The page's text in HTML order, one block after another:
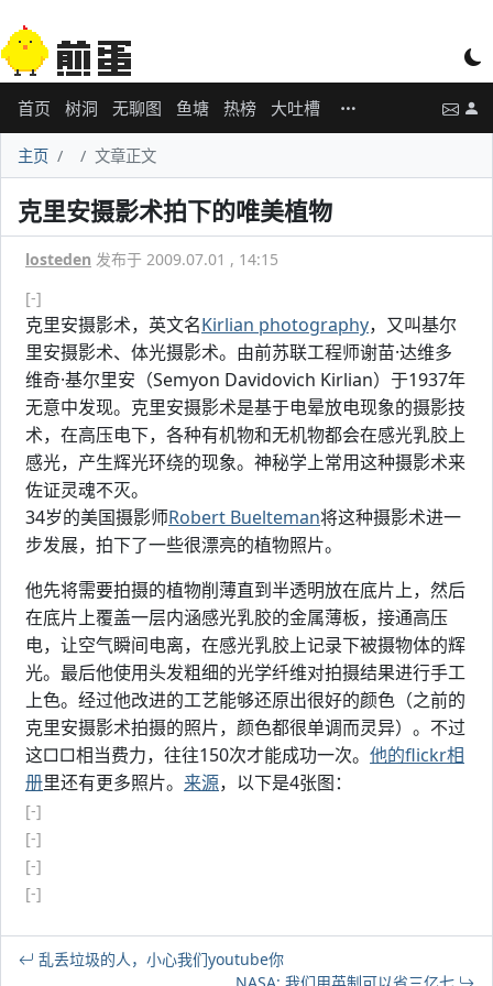
首页 树洞 无聊图 鱼塘 热榜 大吐槽
主页 文章正文
克里安摄影术拍下的唯美植物
losteden 发布于 2009.07.01 , 14:15
[-]
克里安摄影术，英文名Kirlian photography，又叫基尔
里安摄影术、体光摄影术。由前苏联工程师谢苗·达维多
维奇·基尔里安（Semyon Davidovich Kirlian）于1937年
无意中发现。克里安摄影术是基于电晕放电现象的摄影技
术，在高压电下，各种有机物和无机物都会在感光乳胶上
感光，产生辉光环绕的现象。神秘学上常用这种摄影术来
佐证灵魂不灭。
34岁的美国摄影师Robert Buelteman将这种摄影术进一
步发展，拍下了一些很漂亮的植物照片。
他先将需要拍摄的植物削薄直到半透明放在底片上，然后
在底片上覆盖一层内涵感光乳胶的金属薄板，接通高压
电，让空气瞬间电离，在感光乳胶上记录下被摄物体的辉
光。最后他使用头发粗细的光学纤维对拍摄结果进行手工
上色。经过他改进的工艺能够还原出很好的颜色（之前的
克里安摄影术拍摄的照片，颜色都很单调而灵异）。不过
这□□相当费力，往往150次才能成功一次。 他的flickr相
册里还有更多照片。 来源，以下是4张图：
[-]
[-]
[-]
[-]
乱丢垃圾的人，小心我们youtube你